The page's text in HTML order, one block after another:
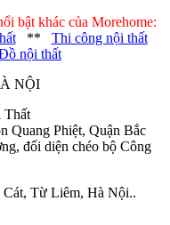
bật khác của Morehome:
** Thi công nội thất
nội thất
NỘI
Thất
Quang Phiệt, Quận Bắc
đối diện chéo bộ Công
Cát, Từ Liêm, Hà Nội..